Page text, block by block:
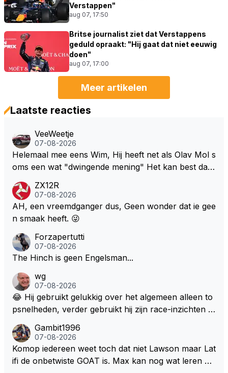
Verstappen"
aug 07, 17:50
Britse journalist ziet dat Verstappens
geduld opraakt: "Hij gaat dat niet eeuwig
doen"
aug 07, 17:00
Meer artikelen
Laatste reacties
VeeWeetje
07-08-2026
Helemaal mee eens Wim, Hij heeft net als Olav Mol s
oms een wat "dwingende mening" Het kan best dat
l bij Windsor op te roepen. Maar in een tijd zonder r
aces zijn dit leuke berichtjes
ZX12R
07-08-2026
AH, een vreemdganger dus, Geen wonder dat ie gee
n smaak heeft. 😜
Forzapertutti
07-08-2026
The Hinch is geen Engelsman...
wg
07-08-2026
😂 Hij gebruikt gelukkig over het algemeen alleen to
psnelheden, verder gebruikt hij zijn race-inzichten q
een bocht zegt helemaal niets, dus wat dat betreft h
eeft hij sowieso gelijk 😂.
Gambit1996
07-08-2026
Komop iedereen weet toch dat niet Lawson maar Lat
ifi de onbetwiste GOAT is. Max kan nog wat leren va